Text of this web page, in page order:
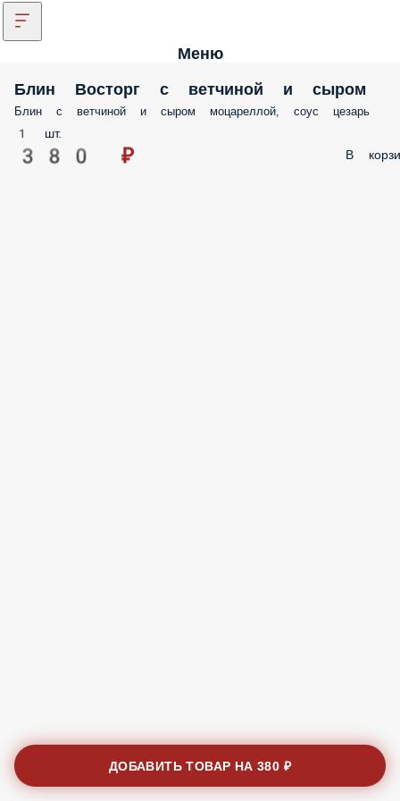
Меню
Блин Восторг с ветчиной и сыром
Блин с ветчиной и сыром моцареллой, соус цезарь
1 шт.
380 ₽ В
ДОБАВИТЬ ТОВАР НА380 ₽